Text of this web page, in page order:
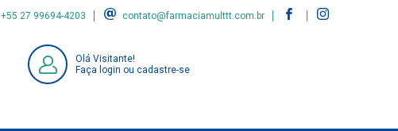
+55 27 99694-4203 contato@farmaciamulttt.com.br
Olá Visitante!
Faça login ou cadastre-se